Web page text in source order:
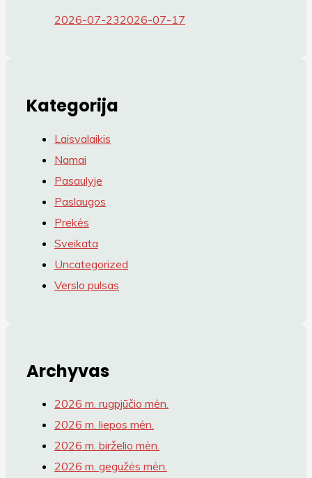
2026-07-232026-07-17
Kategorija
Laisvalaikis
Namai
Pasaulyje
Paslaugos
Prekės
Sveikata
Uncategorized
Verslo pulsas
Archyvas
2026 m. rugpjūčio mėn.
2026 m. liepos mėn.
2026 m. birželio mėn.
2026 m. gegužės mėn.